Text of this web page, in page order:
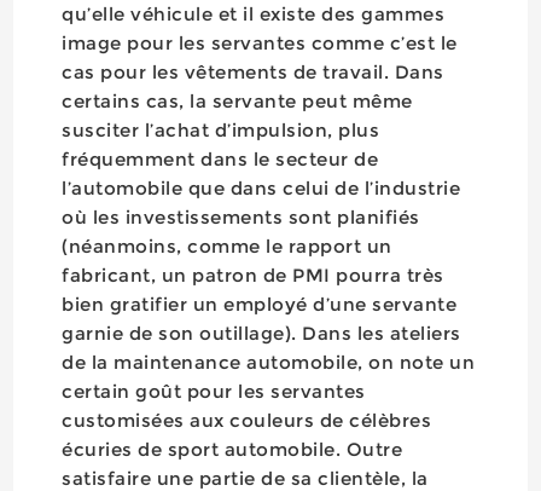
qu’elle véhicule et il existe des gammes
image pour les servantes comme c’est le
cas pour les vêtements de travail. Dans
certains cas, la servante peut même
susciter l’achat d’impulsion, plus
fréquemment dans le secteur de
l’automobile que dans celui de l’industrie
où les investissements sont planifiés
(néanmoins, comme le rapport un
fabricant, un patron de PMI pourra très
bien gratifier un employé d’une servante
garnie de son outillage). Dans les ateliers
de la maintenance automobile, on note un
certain goût pour les servantes
customisées aux couleurs de célèbres
écuries de sport automobile. Outre
satisfaire une partie de sa clientèle, la